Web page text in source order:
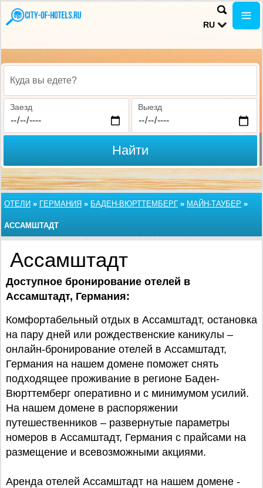
RU
Куда вы едете?
Заезд Выезд
Найти
ОТЕЛИ » ГЕРМАНИЯ » БАДЕН-ВЮРТТЕМБЕРГ » МАЙН-ТАУБЕР »
АССАМШТАДТ
Ассамштадт
Доступное бронирование отелей в
Ассамштадт, Германия:
Комфортабельный отдых в Ассамштадт, остановка
на пару дней или рождественские каникулы –
онлайн-бронирование отелей в Ассамштадт,
Германия на нашем домене поможет снять
подходящее проживание в регионе Баден-
Вюрттемберг оперативно и с минимумом усилий.
На нашем домене в распоряжении
путешественников – развернутые параметры
номеров в Ассамштадт, Германия с прайсами на
размещение и всевозможными акциями.
Аренда отелей Ассамштадт на нашем домене -